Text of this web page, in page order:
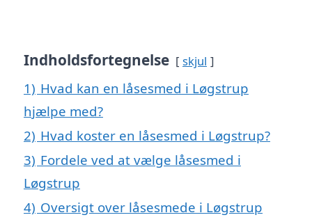
Indholdsfortegnelse skjul
1) Hvad kan en låsesmed i Løgstrup
hjælpe med?
2) Hvad koster en låsesmed i Løgstrup?
3) Fordele ved at vælge låsesmed i
Løgstrup
4) Oversigt over låsesmede i Løgstrup